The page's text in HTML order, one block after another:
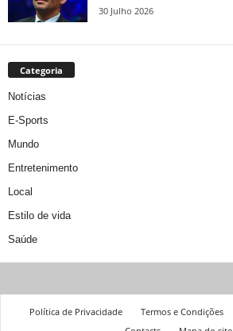
30 Julho 2026
Categoria
Notícias
E-Sports
Mundo
Entretenimento
Local
Estilo de vida
Saúde
Política de Privacidade Termos e Condições